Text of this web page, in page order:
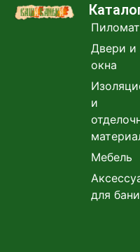
Двери и
окна
и
Мебель
для бани